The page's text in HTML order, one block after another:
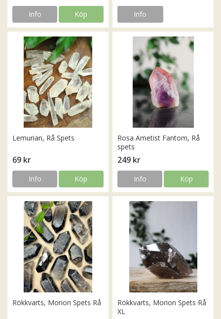
Info Köp Info
Lemurian, Rå Spets
69 kr
Info Köp
Rosa Ametist Fantom, Rå
spets
249 kr
Info Köp
Rökkvarts, Morion Spets Rå
Rökkvarts, Morion Spets Rå
XL